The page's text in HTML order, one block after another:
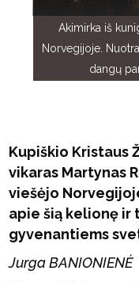
Akimirka iš
Norvegijoje.
dangų
Kupiškio Kristaus
vikaras Martynas
viešėjo
apie šią kelionę ir
gyvenantiems
Jurga BANIONIENĖ